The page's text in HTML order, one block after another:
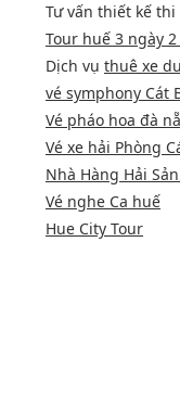
Tư vấn thiết kế thi
Tour huế 3 ngày
Dịch vụ thuê xe
vé symphony Cát
Vé pháo hoa đà
Vé xe hải Phòng
Nhà Hàng Hải
Vé nghe Ca huế
Hue City Tour